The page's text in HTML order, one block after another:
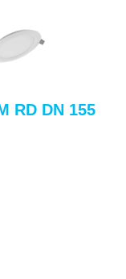
RD DN 155